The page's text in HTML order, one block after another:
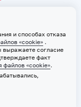
и способах отказа
«cookie» .
выражаете согласие
факт
файлов «cookie».